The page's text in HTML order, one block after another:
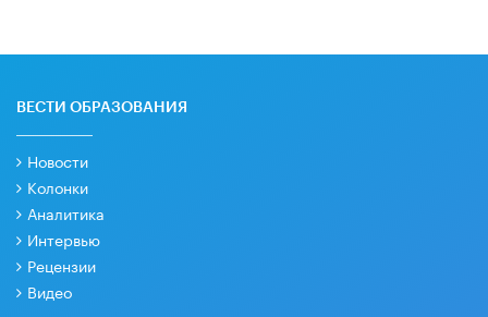
ВЕСТИ ОБРАЗОВАНИЯ
Новости
Колонки
Аналитика
Интервью
Рецензии
Видео